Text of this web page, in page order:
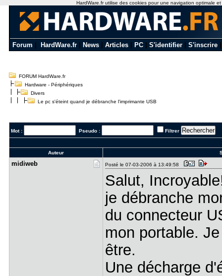
Forum HardWare.fr News Articles PC S'identifier S'inscrire
FORUM HardWare.fr
Hardware - Périphériques
Divers
Le pc s'éteint quand je débranche l'imprimante USB
Mot : Pseudo : Filtrer
Auteur
midiweb Posté le 07-03-2006 à 13:49:58
Salut,
je débranche
du connecteur
mon portable.
être.
Une décharge
HardWare.fr utilise des cookies pour une navigation optimale